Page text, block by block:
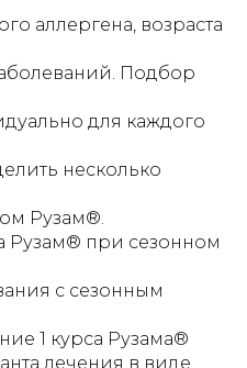
аллергена, возраста
Подбор
для каждого
несколько
Рузам®.
Рузам® при сезонном
с сезонным
1 курса Рузама®
лечения в виде